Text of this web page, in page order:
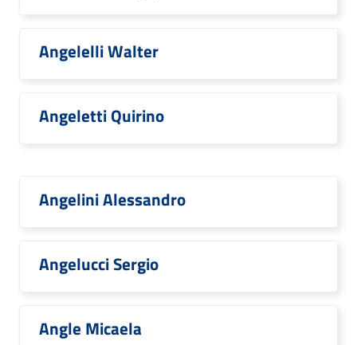
Angelelli Walter
Angeletti Quirino
Angelini Alessandro
Angelucci Sergio
Angle Micaela